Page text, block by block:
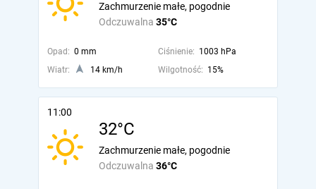
Odczuwalna 35°C
Zachmurzenie małe, pogodnie
Opad: 0 mm Ciśnienie: 1003 hPa
Wiatr:
14 km/h Wilgotność: 15%
11:00
32°C
Odczuwalna 36°C
Zachmurzenie małe, pogodnie